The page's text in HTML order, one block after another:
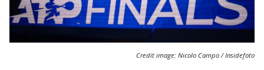
Credit image: Nicolo Campo / Insidefoto